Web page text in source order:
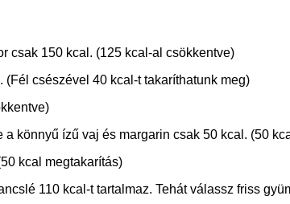
csak 150 kcal. (125 kcal-al csökkentve)
csészével 40 kcal-t takaríthatunk meg)
könnyű ízű vaj és margarin csak 50 kcal. (50
kcal megtakarítás)
110 kcal-t tartalmaz. Tehát válassz friss